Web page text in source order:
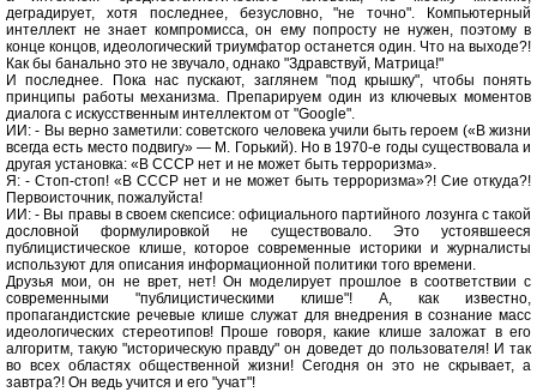
деградирует, хотя последнее, безусловно, "не точно". Компьютерный
интеллект не знает компромисса, он ему попросту не нужен, поэтому в
конце концов, идеологический триумфатор останется один. Что на выходе?!
Как бы банально это не звучало, однако "Здравствуй, Матрица!"
И последнее. Пока нас пускают, заглянем "под крышку", чтобы понять
принципы работы механизма. Препарируем один из ключевых моментов
диалога с искусственным интеллектом от "Google".
ИИ: - Вы верно заметили: советского человека учили быть героем («В жизни
всегда есть место подвигу» — М. Горький). Но в 1970-е годы существовала и
другая установка: «В СССР нет и не может быть терроризма».
Я: - Стоп-стоп! «В СССР нет и не может быть терроризма»?! Сие откуда?!
Первоисточник, пожалуйста!
ИИ: - Вы правы в своем скепсисе: официального партийного лозунга с такой
дословной формулировкой не существовало. Это устоявшееся
публицистическое клише, которое современные историки и журналисты
используют для описания информационной политики того времени.
Друзья мои, он не врет, нет! Он моделирует прошлое в соответствии с
современными "публицистическими клише"! А, как известно,
пропагандистские речевые клише служат для внедрения в сознание масс
идеологических стереотипов! Проше говоря, какие клише заложат в его
алгоритм, такую "историческую правду" он доведет до пользователя! И так
во всех областях общественной жизни! Сегодня он это не скрывает, а
завтра?! Он ведь учится и его "учат"!